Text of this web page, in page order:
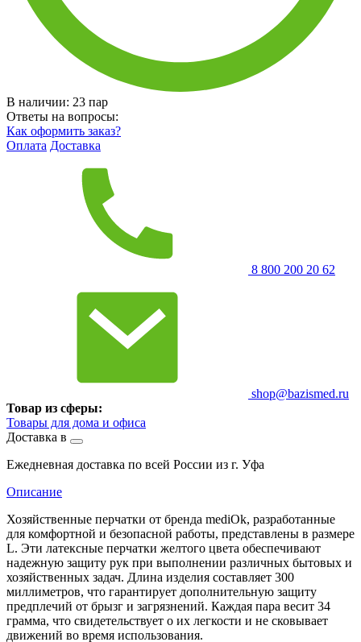
В наличии: 23 пар
Ответы на вопросы:
Как оформить заказ?
Оплата Доставка
8 800 200 20 62
shop@bazismed.ru
Товар из сферы:
Товары для дома и офиса
Доставка в
Ежедневная доставка по всей России из г. Уфа
Описание
Хозяйственные перчатки от бренда mediOk, разработанные
для комфортной и безопасной работы, представлены в размере
L. Эти латексные перчатки желтого цвета обеспечивают
надежную защиту рук при выполнении различных бытовых и
хозяйственных задач. Длина изделия составляет 300
миллиметров, что гарантирует дополнительную защиту
предплечий от брызг и загрязнений. Каждая пара весит 34
грамма, что свидетельствует о их легкости и не сковывает
движений во время использования.